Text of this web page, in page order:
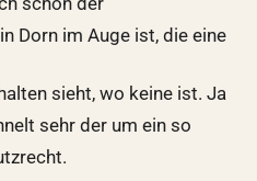
Dorn im Auge ist, die eine
sieht, wo keine ist. Ja
sehr der um ein so